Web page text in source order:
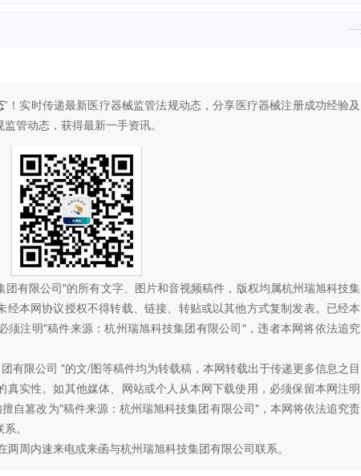
”！ 实时传递最新医疗器械监管法规动态，分享医疗器械注册成功经验及
管动态， 获得最新一手资讯。
有限公司"的所有文字、图片和音视频稿件，版权均属杭州瑞旭科技集
本网协议授权不得转载、链接、转贴或以其他方式复制发表。已经本
须注明"稿件来源：杭州瑞旭科技集团有限公司"，违者本网将依法追究
有限公司 "的文/图等稿件均为转载稿，本网转载出于传递更多信息之目
实性。如其他媒体、网站或个人从本网下载使用，必须保留本网注明
自篡改为"稿件来源：杭州瑞旭科技集团有限公司"，本网将依法追究责
。
周内速来电或来函与杭州瑞旭科技集团有限公司联系。